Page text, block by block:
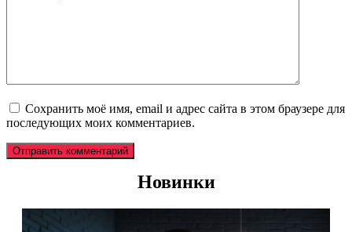
Сохранить моё имя, email и адрес сайта в этом браузере для
последующих моих комментариев.
Новинки